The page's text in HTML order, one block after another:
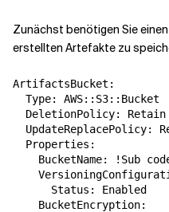
Zunächst benötigen Sie
erstellten Artefakte zu
ArtifactsBucket:
  Type: AWS::S3::Bucket
  DeletionPolicy: Retain
UpdateReplacePolicy:
  Properties:
BucketName: !Sub
      Status: Enabled
    BucketEncryption: